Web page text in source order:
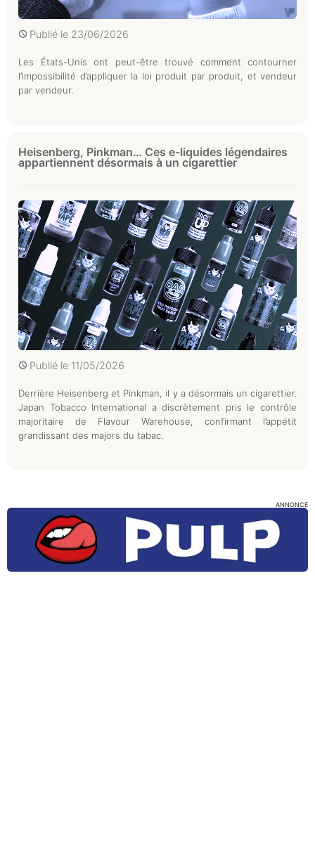
Publié le 23/06/2026
Les États-Unis ont peut-être trouvé comment contourner
l’impossibilité d’appliquer la loi produit par produit, et vendeur
par vendeur.
Heisenberg, Pinkman… Ces e-liquides légendaires
appartiennent désormais à un cigarettier
Publié le 11/05/2026
Derrière Heisenberg et Pinkman, il y a désormais un cigarettier.
Japan Tobacco International a discrètement pris le contrôle
majoritaire de Flavour Warehouse, confirmant l’appétit
grandissant des majors du tabac.
ANNONCE